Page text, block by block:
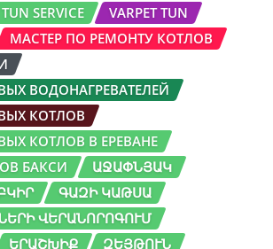
TUN SERVICE
VARPET TUN
МАСТЕР ПО РЕМОНТУ КОТЛОВ
ВОДОНАГРЕВАТЕЛЕЙ
КОТЛОВ
КОТЛОВ В ЕРЕВАНЕ
БАКСИ
ԱՋԱՓՆՅԱԿ
ԳԱԶԻ ԿԱԹՍԱ
ՎԵՐԱՆՈՐՈԳՈՒՄ
ԵՐԱՇԽԻՔ
ԶԵՅԹՈՒՆ